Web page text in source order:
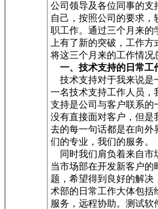
公司领导及各位同事的支
自己，按照公司的要求
职工作。通过三个月来的
上有了新的突破，工作
将这三个月来的工作情况
一、技术支持的日常工
技术支持对于我来说是
一名技术支持工作人员，
支持是公司与客户联系的
没有直接面对客户，但是
去的每一句话都是在向外
们的专业，我们的服务。
同时我们肩负着来自市
当市场部在开发新客户的
题，希望得到良好的解决
术部的日常工作大体包括
服务，远程协助。测试软